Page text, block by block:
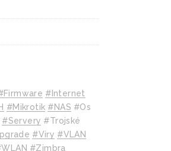
#internet
#mikrotik #NAS #Os
#Servery #Trojské
#Viry #VLAN
#Zimbra